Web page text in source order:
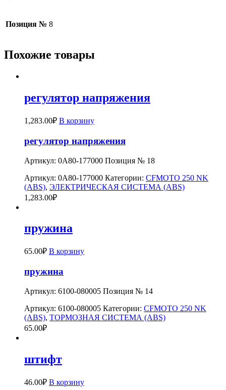
Позиция № 8
Похожие товары
регулятор напряжения
1,283.00₽ В корзину
регулятор напряжения
Артикул: 0A80-177000 Позиция № 18
Артикул: 0A80-177000 Категории: CFMOTO 250 NK
(ABS), ЭЛЕКТРИЧЕСКАЯ СИСТЕМА (ABS)
1,283.00₽
пружина
65.00₽ В корзину
пружина
Артикул: 6100-080005 Позиция № 14
Артикул: 6100-080005 Категории: CFMOTO 250 NK
(ABS), ТОРМОЗНАЯ СИСТЕМА (ABS)
65.00₽
штифт
46.00₽ В корзину